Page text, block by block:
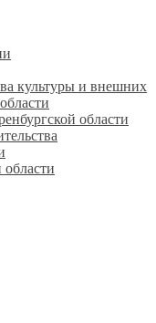
культуры и внешних
области